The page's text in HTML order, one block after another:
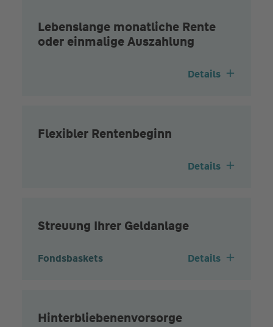
Lebenslange monatliche Rente
oder einmalige Auszahlung
Details
Flexibler Rentenbeginn
Details
Streuung Ihrer Geldanlage
Fondsbaskets Details
Hinterbliebenenvorsorge